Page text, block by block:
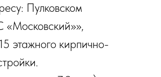
Пулковском
этажного кирпично-